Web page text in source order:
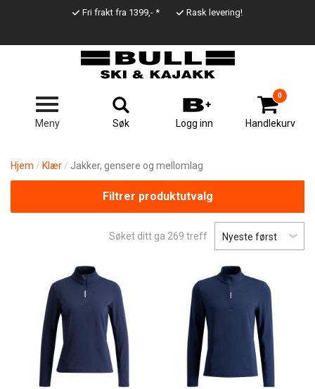
Line
Fri frakt fra 1399,- * Rask levering!
Meny Søk Logg inn Handlekurv
0
Hjem Klær Jakker, gensere og mellomlag
Filtrer produktutvalg
Søket ditt ga 269 treff